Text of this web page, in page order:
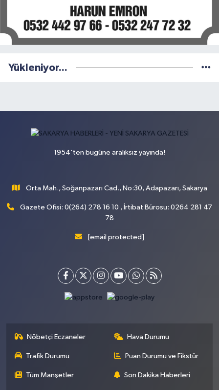
Yükleniyor...
1954'ten bugüne aralıksız yayında!
Orta Mah., Soğanpazarı Cad., No:30, Adapazarı, Sakarya
Gazete Ofisi: 0(264) 278 16 10 , İrtibat Bürosu: 0264 281 47
78
[email protected]
Nöbetçi Eczaneler Hava Durumu
Trafik Durumu Puan Durumu ve Fikstür
Tüm Manşetler Son Dakika Haberleri